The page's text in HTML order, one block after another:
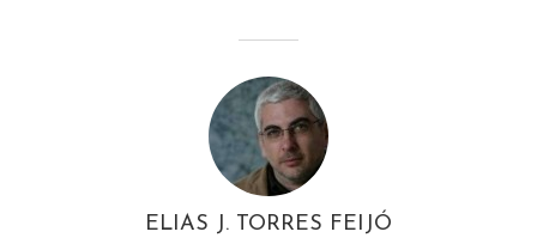
ELIAS J. TORRES FEIJÓ